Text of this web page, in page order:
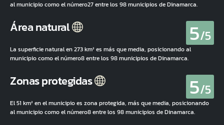
al municipio como el número27 entre los 98 municipios de Dinamarca.
Área natural 5/5
La superficie natural en 273 km² es más que media, posicionando al
municipio como el número8 entre los 98 municipios de Dinamarca.
Zonas protegidas 5/5
El 51 km² en el municipio es zona protegida, más que media, posicionando
al municipio como el número8 entre los 98 municipios de Dinamarca.